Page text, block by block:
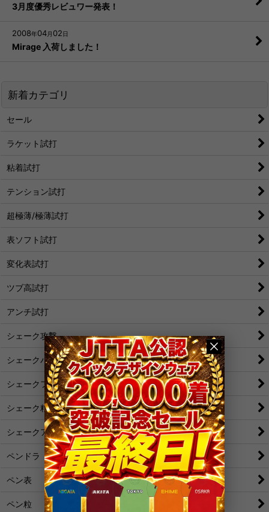
3月度優秀レビュワー発表！
2008年04月 02日
Mirage 入荷しました！
新着カテゴリ
セール
ラケット試打
粘着試打
テンション試打
超極薄/極薄試打
表ソフト試打
変化表試打
ツブ高試打
アンチ試打
シェーク攻撃
シェークバック表
シェークフォア表
シェーク粒
シェークアンチ
ペンドラ
ペン表
ペン粒